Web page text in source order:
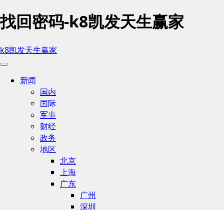
找回密码-k8凯发天生赢家
k8凯发天生赢家
新闻
国内
国际
军事
财经
政务
地区
北京
上海
广东
广州
深圳